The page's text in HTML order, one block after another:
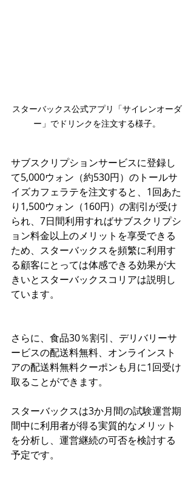
スターバックス公式アプリ「サイレンオーダ
ー」でドリンクを注文する様子。
サブスクリプションサービスに登録し
て5,000ウォン（約530円）のトールサ
イズカフェラテを注文すると、1回あた
り1,500ウォン（160円）の割引が受け
られ、7日間利用すればサブスクリプシ
ョン料金以上のメリットを享受できる
ため、スターバックスを頻繁に利用す
る顧客にとっては体感できる効果が大
きいとスターバックスコリアは説明し
ています。
さらに、食品30％割引、デリバリーサ
ービスの配送料無料、オンラインスト
アの配送料無料クーポンも月に1回受け
取ることができます。
スターバックスは3か月間の試験運営期
間中に利用者が得る実質的なメリット
を分析し、運営継続の可否を検討する
予定です。